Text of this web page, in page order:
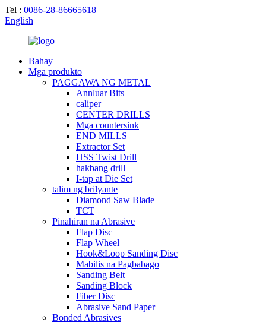
Tel : 0086-28-86665618
English
Bahay
Mga produkto
PAGGAWA NG METAL
Annluar Bits
caliper
CENTER DRILLS
Mga countersink
END MILLS
Extractor Set
HSS Twist Drill
hakbang drill
I-tap at Die Set
talim ng brilyante
Diamond Saw Blade
TCT
Pinahiran na Abrasive
Flap Disc
Flap Wheel
Hook&Loop Sanding Disc
Mabilis na Pagbabago
Sanding Belt
Sanding Block
Fiber Disc
Abrasive Sand Paper
Bonded Abrasives